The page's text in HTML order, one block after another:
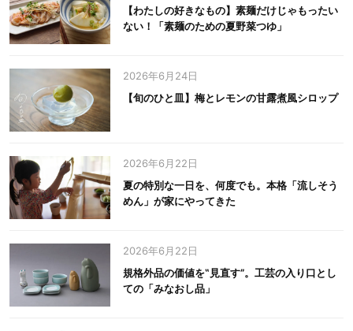
【わたしの好きなもの】素麺だけじゃもったい
ない！「素麺のための夏野菜つゆ」
2026年6月24日
【旬のひと皿】梅とレモンの甘露煮風シロップ
2026年6月22日
夏の特別な一日を、何度でも。本格「流しそう
めん」が家にやってきた
2026年6月22日
規格外品の価値を‟見直す”。工芸の入り口とし
ての「みなおし品」